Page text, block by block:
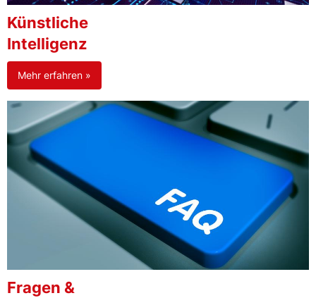
Künstliche
Intelligenz
Mehr erfahren »
Fragen &